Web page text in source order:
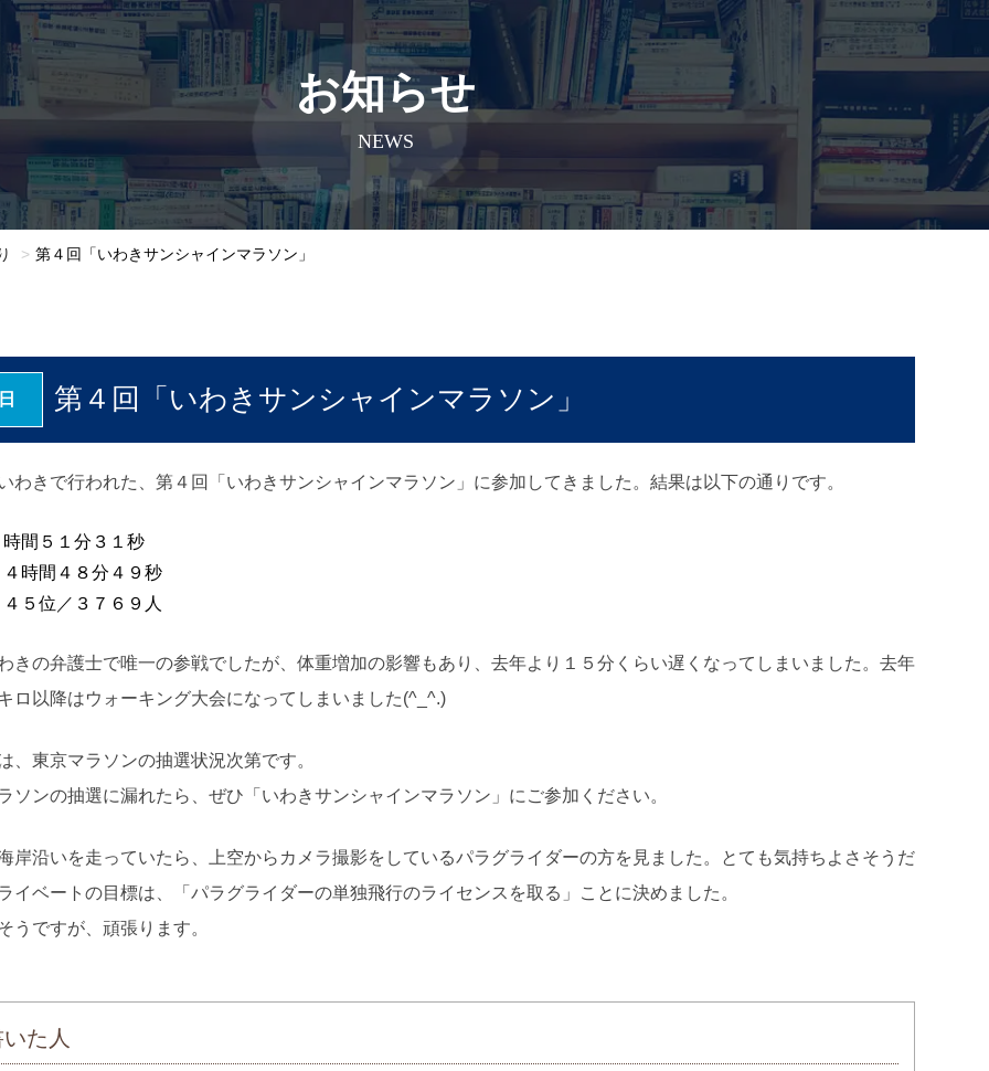
お知らせ
NEWS
第４回「いわきサンシャインマラソン」
第４回「いわきサンシャインマラソン」
わきで行われた、第４回「いわきサンシャインマラソン」に参加してきました。結果は以下の通りです。
間５１分３１秒
時間４８分４９秒
５位／３７６９人
きの弁護士で唯一の参戦でしたが、体重増加の影響もあり、去年より１５分くらい遅くなってしまいました。去年
ロ以降はウォーキング大会になってしまいました(^_^.)
、東京マラソンの抽選状況次第です。
ソンの抽選に漏れたら、ぜひ「いわきサンシャインマラソン」にご参加ください。
岸沿いを走っていたら、上空からカメラ撮影をしているパラグライダーの方を見ました。とても気持ちよさそうだ
イベートの目標は、「パラグライダーの単独飛行のライセンスを取る」ことに決めました。
うですが、頑張ります。
た人